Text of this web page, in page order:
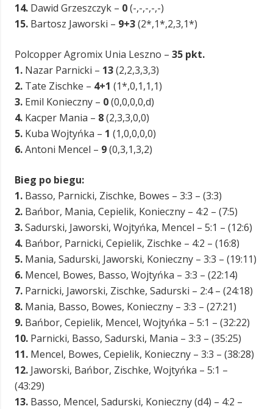
14. Dawid Grzeszczyk – 0(-,-,-,-,-)
15. Bartosz Jaworski – 9+3(2*,1*,2,3,1*)
Polcopper Agromix Unia Leszno – 35 pkt.
1. Nazar Parnicki – 13(2,2,3,3,3)
2. Tate Zischke – 4+1 (1*,0,1,1,1)
3. Emil Konieczny – 0(0,0,0,0,d)
4. Kacper Mania – 8(2,3,3,0,0)
5. Kuba Wojtyńka – 1 (1,0,0,0,0)
6.Antoni Mencel – 9(0,3,1,3,2)
Bieg po biegu:
1. Basso, Parnicki, Zischke, Bowes – 3:3 – (3:3)
2. Bańbor, Mania, Cepielik, Konieczny – 4:2 – (7:5)
3.Sadurski, Jaworski, Wojtyńka, Mencel – 5:1 – (12:6)
4. Bańbor, Parnicki, Cepielik, Zischke – 4:2 – (16:8)
5. Mania, Sadurski, Jaworski, Konieczny – 3:3 – (19:11)
6. Mencel, Bowes, Basso, Wojtyńka – 3:3 – (22:14)
7. Parnicki, Jaworski, Zischke, Sadurski – 2:4 – (24:18)
8. Mania, Basso, Bowes, Konieczny – 3:3 – (27:21)
9. Bańbor, Cepielik, Mencel, Wojtyńka – 5:1 – (32:22)
10. Parnicki, Basso, Sadurski, Mania – 3:3 – (35:25)
11. Mencel, Bowes, Cepielik, Konieczny – 3:3 – (38:28)
12. Jaworski, Bańbor, Zischke, Wojtyńka – 5:1 –
(43:29)
13. Basso, Mencel, Sadurski, Konieczny (d4) – 4:2 –